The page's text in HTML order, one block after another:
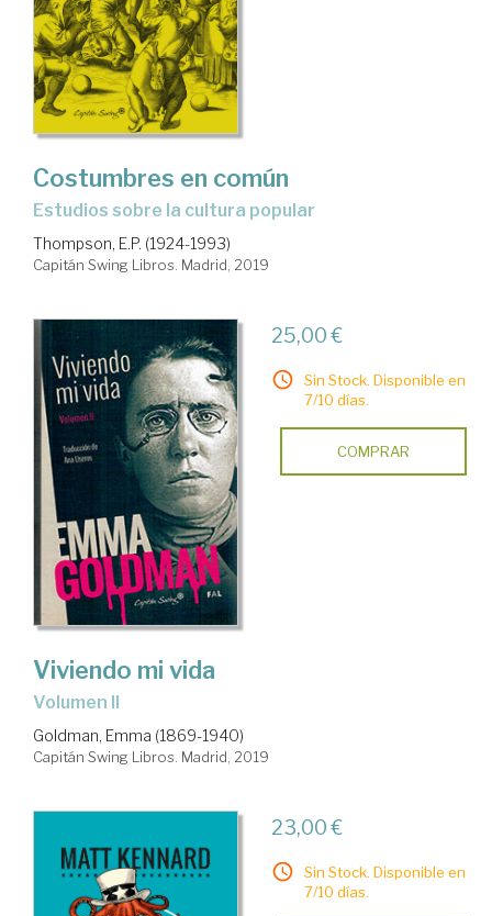
Costumbres en común
estudios sobre la cultura popular
Thompson, E.P. (1924-1993)
Capitán Swing Libros. Madrid, 2019
25,00 €
Sin Stock. Disponible en
7/10 días.
COMPRAR
Viviendo mi vida
Volumen II
Goldman, Emma (1869-1940)
Capitán Swing Libros. Madrid, 2019
23,00 €
Sin Stock. Disponible en
7/10 días.